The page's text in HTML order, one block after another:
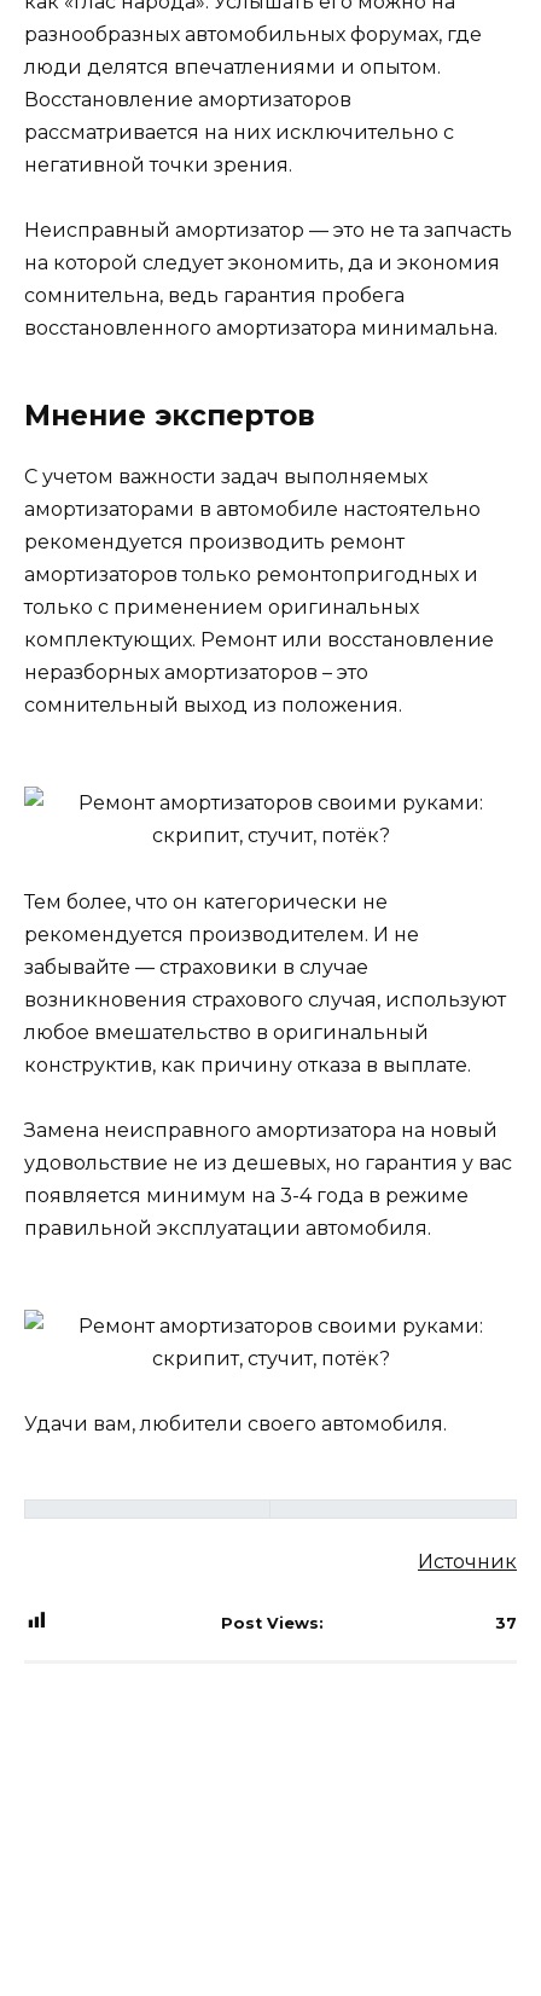
разнообразных автомобильных форумах, где
люди делятся впечатлениями и опытом.
Восстановление амортизаторов
рассматривается на них исключительно с
негативной точки зрения.
Неисправный амортизатор — это не та запчасть
на которой следует экономить, да и экономия
сомнительна, ведь гарантия пробега
восстановленного амортизатора минимальна.
Мнение экспертов
С учетом важности задач выполняемых
амортизаторами в автомобиле настоятельно
рекомендуется производить ремонт
амортизаторов только ремонтопригодных и
только с применением оригинальных
комплектующих. Ремонт или восстановление
неразборных амортизаторов – это
сомнительный выход из положения.
Тем более, что он категорически не
рекомендуется производителем. И не
забывайте — страховики в случае
возникновения страхового случая, используют
любое вмешательство в оригинальный
конструктив, как причину отказа в выплате.
Замена неисправного амортизатора на новый
удовольствие не из дешевых, но гарантия у вас
появляется минимум на 3-4 года в режиме
правильной эксплуатации автомобиля.
Удачи вам, любители своего автомобиля.
Источник
Post Views: 37